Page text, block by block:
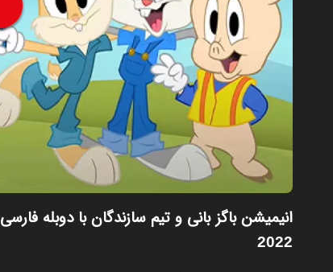
انیمیشن باگز بانی و تیم سازندگان با دوبله فارسی
2022